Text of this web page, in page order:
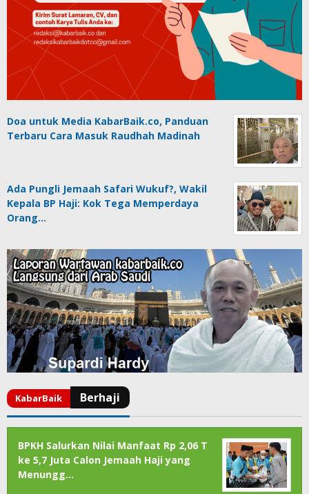
Doa untuk Media KabarBaik.co, Panduan
Terbaru Cara Masuk Raudhah Madinah
Ada Pungli Jemaah Safari Wukuf?, Wakil
Kepala BP Haji: Kok Tega Memperdaya
Orang…
BPKH Salurkan Nilai Manfaat Rp 2,06 T
ke 5,7 Juta Calon Jemaah Haji yang
Menungg…